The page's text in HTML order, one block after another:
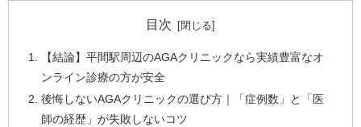
目次
【結論】平間駅周辺のAGAクリニックなら実績豊富なオ
ンライン診療の方が安全
後悔しないAGAクリニックの選び方｜「症例数」と「医
師の経歴」が失敗しないコツ